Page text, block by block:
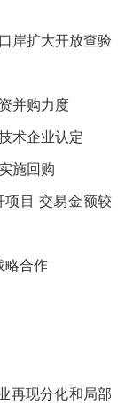
岸扩大开放查验
并购力度
术企业认定
施回购
项目 交易金额较
略合作
再现分化和局部